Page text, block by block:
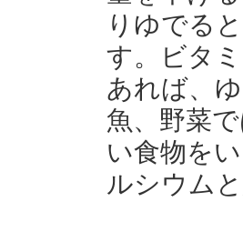
りゆでる
す。ビタ
あれば、
魚、野菜
い食物を
ルシウム